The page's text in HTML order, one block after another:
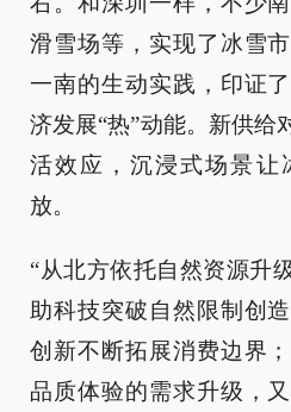
滑雪场等，实现了冰雪
一南的生动实践，印证
济发展“热”动能。新供给
活效应，沉浸式场景让
放。
“从北方依托自然资源升
助科技突破自然限制创
创新不断拓展消费边界
品质体验的需求升级，